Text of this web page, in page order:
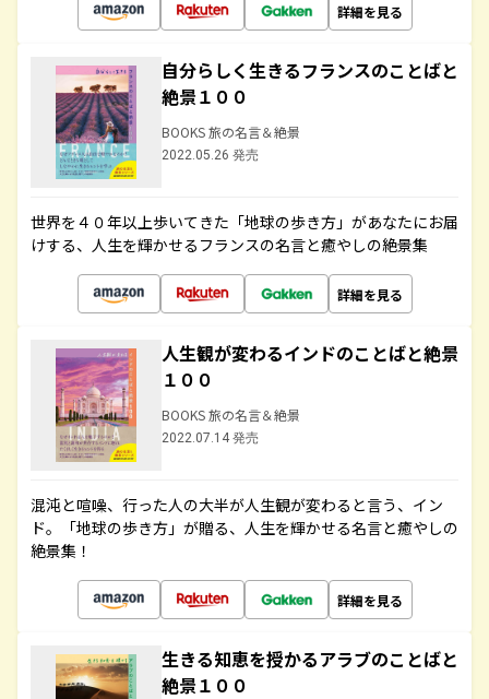
詳細を見る
自分らしく生きるフランスのことばと
絶景１００
BOOKS 旅の名言＆絶景
2022.05.26 発売
世界を４０年以上歩いてきた「地球の歩き方」があなたにお届
けする、人生を輝かせるフランスの名言と癒やしの絶景集
詳細を見る
人生観が変わるインドのことばと絶景
１００
BOOKS 旅の名言＆絶景
2022.07.14 発売
混沌と喧噪、行った人の大半が人生観が変わると言う、イン
ド。「地球の歩き方」が贈る、人生を輝かせる名言と癒やしの
絶景集！
詳細を見る
生きる知恵を授かるアラブのことばと
絶景１００